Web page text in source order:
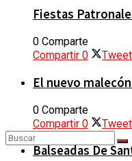
TIGO RADIO
Fiestas
0 Comparte
Compartir 0 Tweet
El nuevo
0 Comparte
Compartir 0 Tweet
Balseadas De